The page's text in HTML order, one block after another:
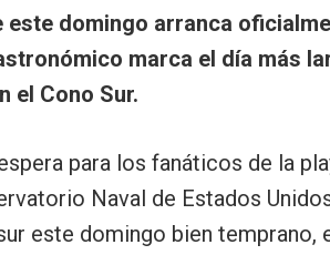
este domingo arranca
marca el día más
el Cono Sur.
para los fanáticos de la
Naval de Estados
este domingo bien temprano,